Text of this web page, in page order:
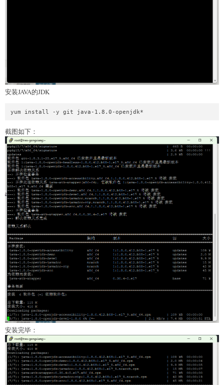
安装JAVA的JDK
截图如下：
安装完毕：